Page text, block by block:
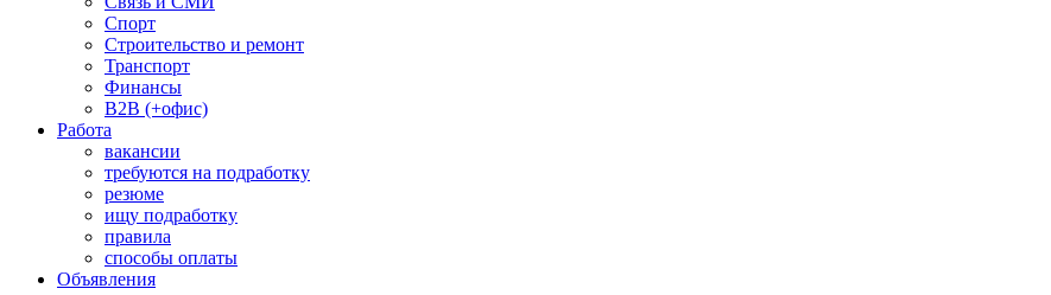
Спорт
Строительство и ремонт
Транспорт
Финансы
B2B (+офис)
Работа
вакансии
требуются на подработку
резюме
ищу подработку
правила
способы оплаты
Объявления